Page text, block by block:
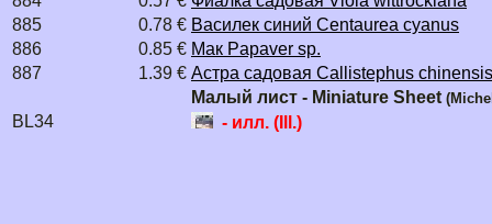
885
0.78 € Василек синий Centaurea cyanus
886
0.85 € Мак Papaver sp.
887
1.39 € Астра садовая Callistephus chinensis
Малый лист - Miniature Sheet
BL34 - илл. (Ill.)